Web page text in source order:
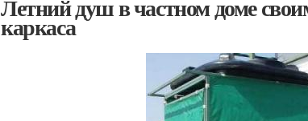
Летний душ в частном доме
каркаса